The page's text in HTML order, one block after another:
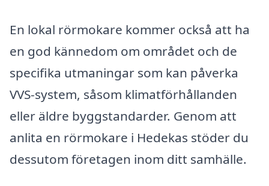
En lokal rörmokare kommer också att ha
en god kännedom om området och de
specifika utmaningar som kan påverka
VVS-system, såsom klimatförhållanden
eller äldre byggstandarder. Genom att
anlita en rörmokare i Hedekas stöder du
dessutom företagen inom ditt samhälle.